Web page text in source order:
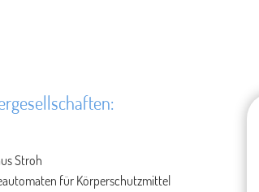
Stroh
für Körperschutzmittel